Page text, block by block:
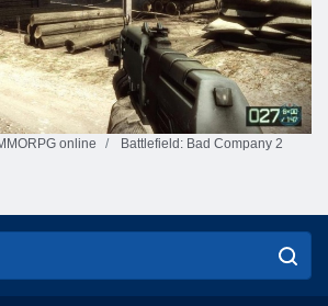
online Battlefield: Bad Company 2